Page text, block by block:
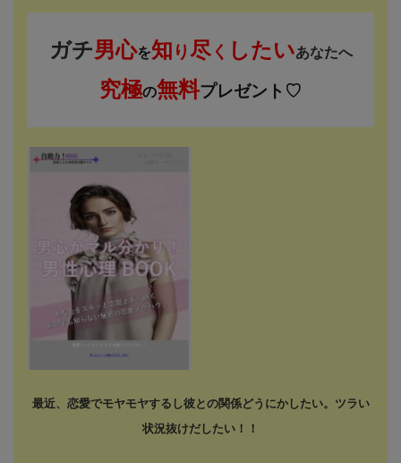
ガチ男心を知 り尽く したいあなたへ
究極の無料プレゼント♡
最近、恋愛でモヤモヤするし彼との関係どうにかしたい。 ツラい
状況抜けだしたい！！